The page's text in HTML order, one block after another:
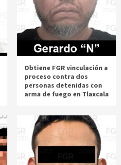
Obtiene FGR vinculación a
proceso contra dos
personas detenidas con
arma de fuego en Tlaxcala